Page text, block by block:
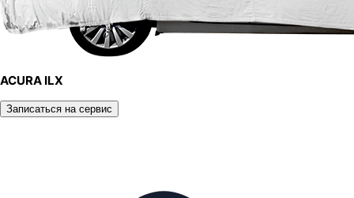
ACURA ILX
Записаться на сервис